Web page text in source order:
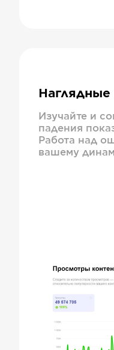
Изучайте и
падения
Работа над
вашему